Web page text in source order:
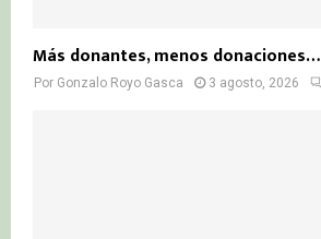
Más donantes, menos donaciones…
Por Gonzalo Royo Gasca 3 agosto, 2026